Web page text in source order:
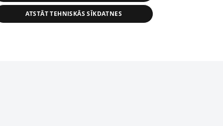
портала: э-почта -info@1188.lv
Helio Media2004-2026
ATSTĀT TEHNISKĀS SĪKDATNES